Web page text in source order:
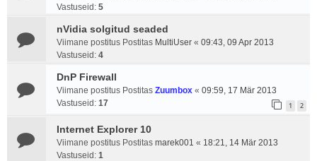
Vastuseid: 5
nVidia solgitud seaded
Viimane postitus Postitas MultiUser « 09:43, 09 Apr 2013
Vastuseid: 4
DnP Firewall
Viimane postitus Postitas Zuumbox « 09:59, 17 Mär 2013
Vastuseid: 17 1 2
Internet Explorer 10
Viimane postitus Postitas marek001 « 18:21, 14 Mär 2013
Vastuseid: 1